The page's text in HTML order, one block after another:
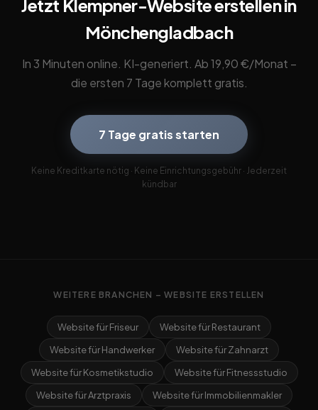
Jetzt Klempner-Website erstellen in
Mönchengladbach
In 3 Minuten online. KI-generiert. Ab 19,90 €/Monat –
die ersten 7 Tage komplett gratis.
7 Tage gratis starten
Keine Kreditkarte nötig · Keine Einrichtungsgebühr · Jederzeit
kündbar
WEITERE BRANCHEN – WEBSITE ERSTELLEN
Website für Friseur
Website für Restaurant
Website für Handwerker
Website für Zahnarzt
Website für Kosmetikstudio
Website für Fitnessstudio
Website für Arztpraxis
Website für Immobilienmakler